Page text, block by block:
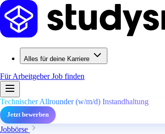
Alles für deine Karriere
Für ArbeitgeberJob finden
Technischer Allrounder (w/m/d) Instandhaltung
Jetzt bewerben
Jobbörse